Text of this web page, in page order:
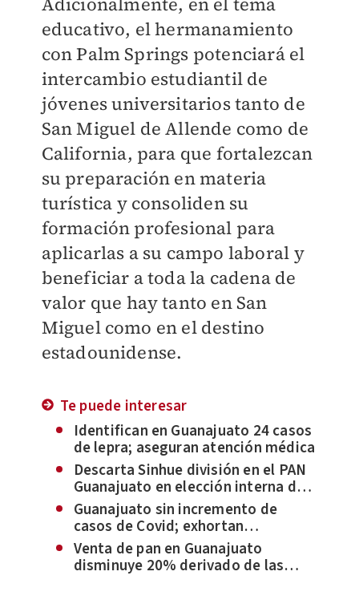
educativo, el hermanamiento
con Palm Springs potenciará el
intercambio estudiantil de
jóvenes universitarios tanto de
San Miguel de Allende como de
California, para que fortalezcan
su preparación en materia
turística y consoliden su
formación profesional para
aplicarlas a su campo laboral y
beneficiar a toda la cadena de
valor que hay tanto en San
Miguel como en el destino
estadounidense.
Te puede interesar
Identifican en Guanajuato 24 casos
de lepra; aseguran atención médica
Descarta Sinhue división en el PAN
Guanajuato en elección interna del
candidato al gobierno
Guanajuato sin incremento de
casos de Covid; exhortan
autoridades a no bajar la guardia
Venta de pan en Guanajuato
disminuye 20% derivado de las